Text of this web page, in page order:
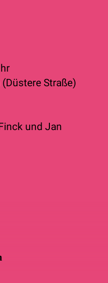
Straße)
und Jan